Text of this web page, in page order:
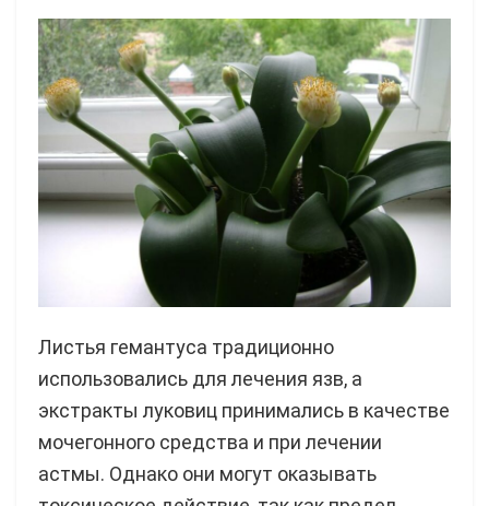
Листья гемантуса традиционно
использовались для лечения язв, а
экстракты луковиц принимались в качестве
мочегонного средства и при лечении
астмы. Однако они могут оказывать